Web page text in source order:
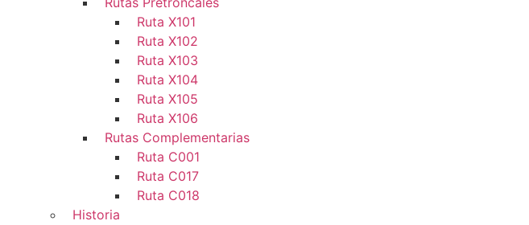
Ruta X101
Ruta X102
Ruta X103
Ruta X104
Ruta X105
Ruta X106
Rutas Complementarias
Ruta C001
Ruta C017
Ruta C018
Historia